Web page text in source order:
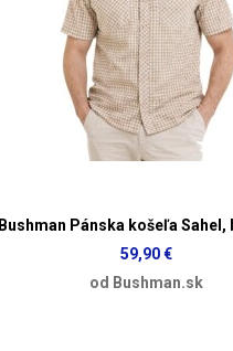
Bushman Pánska košeľa Sahel,
59,90 €
od Bushman.sk